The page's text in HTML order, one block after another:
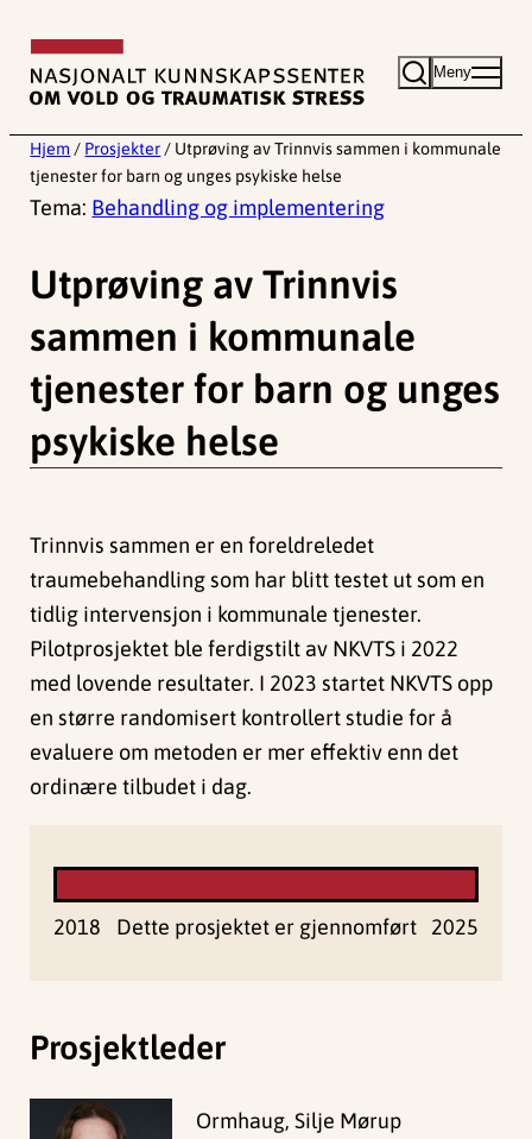
innhold
Meny
Hjem / Prosjekter / Utprøving av Trinnvis sammen i kommunale
tjenester for barn og unges psykiske helse
Tema: Behandling og implementering
Utprøving av Trinnvis
sammen i kommunale
tjenester for barn og unges
psykiske helse
Trinnvis sammen er en foreldreledet
traumebehandling som har blitt testet ut som en
tidlig intervensjon i kommunale tjenester.
Pilotprosjektet ble ferdigstilt av NKVTS i 2022
med lovende resultater. I 2023 startet NKVTS opp
en større randomisert kontrollert studie for å
evaluere om metoden er mer effektiv enn det
ordinære tilbudet i dag.
2018 Dette prosjektet er gjennomført 2025
Prosjektleder
Ormhaug, Silje Mørup